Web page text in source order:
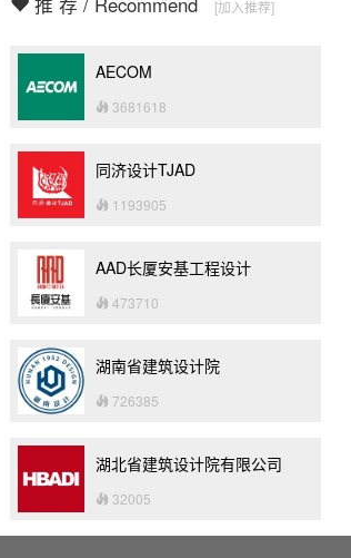
[加入推荐]
AECOM
3681618
同济设计TJAD
1193905
AAD长厦安基工程设计
473710
湖南省建筑设计院
726385
湖北省建筑设计院有限公司
32005